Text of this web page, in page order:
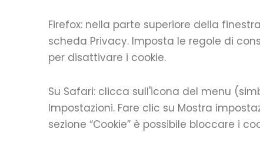
Firefox: nella parte superiore della
scheda Privacy. Imposta le regole di
per disattivare i cookie.
Su Safari: clicca sull'icona del menu
Impostazioni. Fare clic su Mostra
sezione “Cookie” è possibile bloccare i